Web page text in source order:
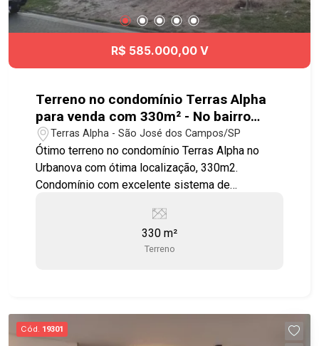
tempo e agende agora mesmo sua visita!!!
#jardimdasindustrias #sobrado #viaoeste
#Angloalante #Ibaji
R$ 585.000,00 V
Terreno no condomínio Terras Alpha
para venda com 330m² - No bairro
Urbanova - SJC
Terras Alpha - São José dos Campos/SP
Ótimo terreno no condomínio Terras Alpha no
Urbanova com ótima localização, 330m2.
Condomínio com excelente sistema de
circuito interno de TV, fechamento do perímetro,
com diversos espaços voltados para a prática de
atividades em família com segurança. Com mais
pontos para relaxar e curtir com a sua família. O
Terras Alpha São José dos Campos está
330 m²
Terreno
Cód. 19301